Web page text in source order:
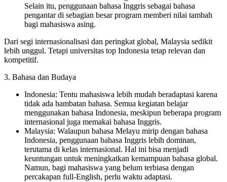
Selain itu, penggunaan bahasa Inggris sebagai bahasa
pengantar di sebagian besar program memberi nilai tambah
bagi mahasiswa asing.
Dari segi internasionalisasi dan peringkat global, Malaysia sedikit
lebih unggul. Tetapi universitas top Indonesia tetap relevan dan
kompetitif.
3. Bahasa dan Budaya
Indonesia: Tentu mahasiswa lebih mudah beradaptasi karena
tidak ada hambatan bahasa. Semua kegiatan belajar
menggunakan bahasa Indonesia, meskipun beberapa program
internasional juga memakai bahasa Inggris.
Malaysia: Walaupun bahasa Melayu mirip dengan bahasa
Indonesia, penggunaan bahasa Inggris lebih dominan,
terutama di kelas internasional. Hal ini bisa menjadi
keuntungan untuk meningkatkan kemampuan bahasa global.
Namun, bagi mahasiswa yang belum terbiasa dengan
percakapan full-English, perlu waktu adaptasi.